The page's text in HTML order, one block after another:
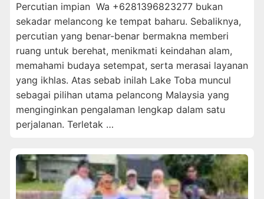
Percutian impian Wa +6281396823277 bukan
sekadar melancong ke tempat baharu. Sebaliknya,
percutian yang benar-benar bermakna memberi
ruang untuk berehat, menikmati keindahan alam,
memahami budaya setempat, serta merasai layanan
yang ikhlas. Atas sebab inilah Lake Toba muncul
sebagai pilihan utama pelancong Malaysia yang
menginginkan pengalaman lengkap dalam satu
perjalanan. Terletak …